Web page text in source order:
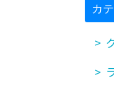
カ